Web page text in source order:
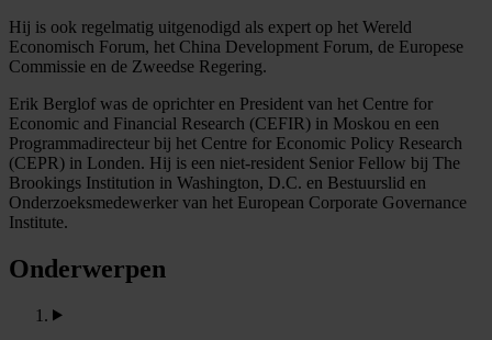
Hij is ook regelmatig uitgenodigd als expert op het Wereld
Economisch Forum, het China Development Forum, de Europese
Commissie en de Zweedse Regering.
Erik Berglof was de oprichter en President van het Centre for
Economic and Financial Research (CEFIR) in Moskou en een
Programmadirecteur bij het Centre for Economic Policy Research
(CEPR) in Londen. Hij is een niet-resident Senior Fellow bij The
Brookings Institution in Washington, D.C. en Bestuurslid en
Onderzoeksmedewerker van het European Corporate Governance
Institute.
Onderwerpen